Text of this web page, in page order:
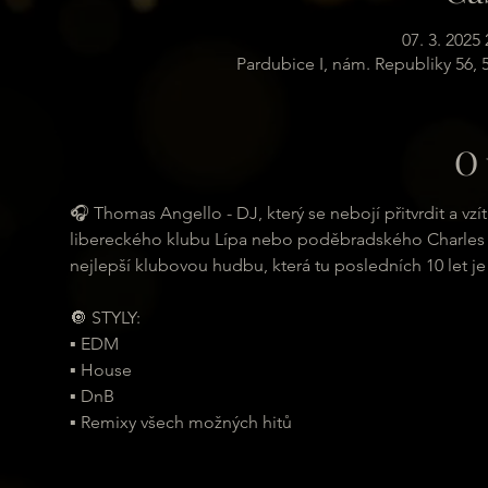
07. 3. 2025
Pardubice I, nám. Republiky 56,
🎧 Thomas Angello - DJ, který se nebojí přitvrdit a
libereckého klubu Lípa nebo poděbradského
nejlepší klubovou hudbu, která tu posledních 10 let
🔘 STYLY:
▪ EDM
▪ House
▪ DnB
▪ Remixy všech možných hitů